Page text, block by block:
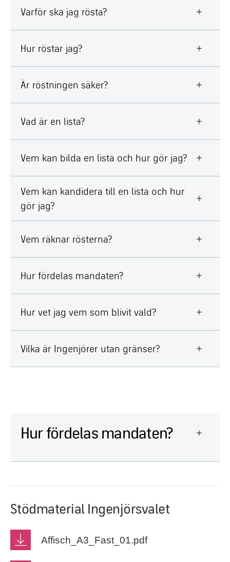
Varför ska jag rösta?
Hur röstar jag?
Är röstningen säker?
Vad är en lista?
Vem kan bilda en lista och hur gör jag?
Vem kan kandidera till en lista och hur
gör jag?
Vem räknar rösterna?
Hur fördelas mandaten?
Hur vet jag vem som blivit vald?
Vilka är Ingenjörer utan gränser?
Hur fördelas mandaten?
Stödmaterial Ingenjörsvalet
Affisch_A3_Fast_01.pdf